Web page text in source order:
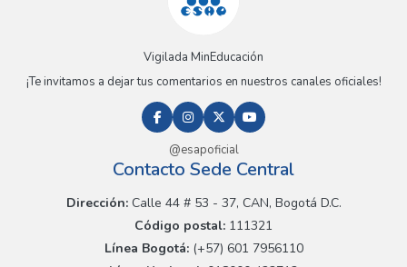
Vigilada MinEducación
¡Te invitamos a dejar tus comentarios en nuestros canales oficiales!
@esapoficial
Contacto Sede Central
Dirección:Calle 44 # 53 - 37, CAN, Bogotá D.C.
Código postal: 111321
Línea Bogotá:(+57) 601 7956110